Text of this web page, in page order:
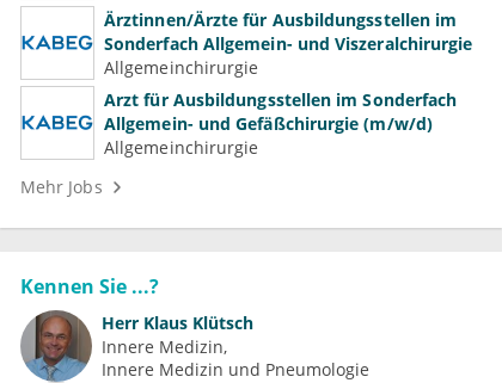
Ärztinnen/Ärzte für Ausbildungsstellen im
Sonderfach Allgemein- und Viszeralchirurgie
Allgemeinchirurgie
Arzt für Ausbildungsstellen im Sonderfach
Allgemein- und Gefäßchirurgie (m/w/d)
Allgemeinchirurgie
Mehr Jobs
Kennen Sie ...?
Herr Klaus Klütsch
Innere Medizin
Innere Medizin und Pneumologie